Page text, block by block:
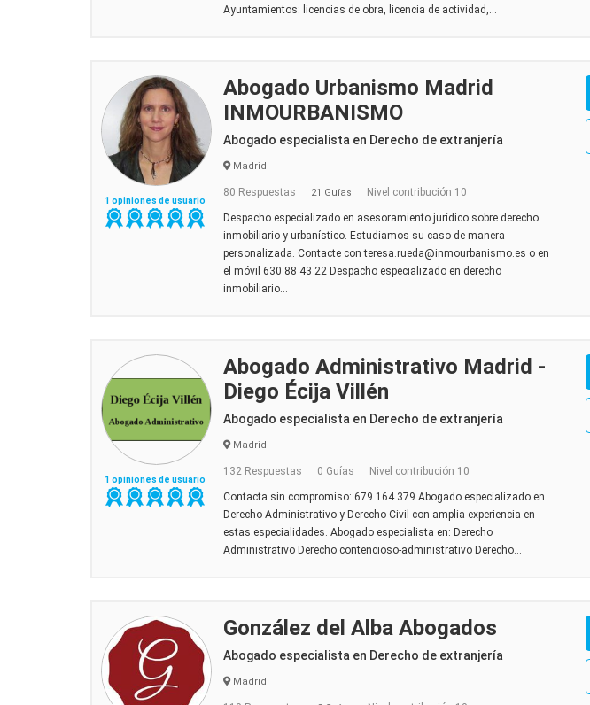
Ayuntamientos: licencias de obra, licencia de actividad,...
1 opiniones de usuario
Abogado Urbanismo Madrid
INMOURBANISMO
Abogado especialista en Derecho de extranjería
Madrid
80 Respuestas 21 Guías Nivel contribución 10
Despacho especializado en asesoramiento jurídico sobre derecho
inmobiliario y urbanístico. Estudiamos su caso de manera
personalizada. Contacte con teresa.rueda@inmourbanismo.es o en
el móvil 630 88 43 22 Despacho especializado en derecho
inmobiliario...
1 opiniones de usuario
Abogado Administrativo Madrid -
Diego Écija Villén
Abogado especialista en Derecho de extranjería
Madrid
132 Respuestas 0 Guías Nivel contribución 10
Contacta sin compromiso: 679 164 379 Abogado especializado en
Derecho Administrativo y Derecho Civil con amplia experiencia en
estas especialidades. Abogado especialista en: Derecho
Administrativo Derecho contencioso-administrativo Derecho...
González del Alba Abogados
Abogado especialista en Derecho de extranjería
Madrid